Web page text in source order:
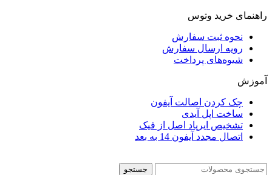
راهنمای خرید وتوس
نحوه ثبت سفارش
رویه ارسال سفارش
شیوه‌های پرداخت
آموزش
چک کردن اصالت آیفون
ساخت اپل آیدی
تشخیص ایرپاد اصل از فیک
اتصال مجدد آیفون 14 به بعد
جستجو